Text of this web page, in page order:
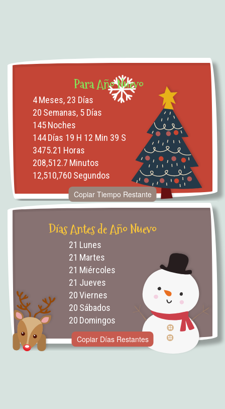
Para Año Nuevo
4Meses, 23 Días
20 Semanas, 5 Días
145Noches
144Días 19 H 12 Min 38 S
3475.21 Horas
208,512.6 Minutos
12,510,759 Segundos
Copiar Tiempo Restante
Días Antes de Año Nuevo
21 Lunes
21 Martes
21 Miércoles
21 Jueves
20 Viernes
20 Sábados
20 Domingos
Copiar Días Restantes